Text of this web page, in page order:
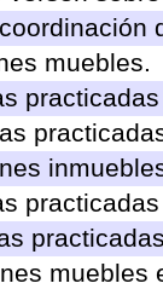
muebles.
muebles